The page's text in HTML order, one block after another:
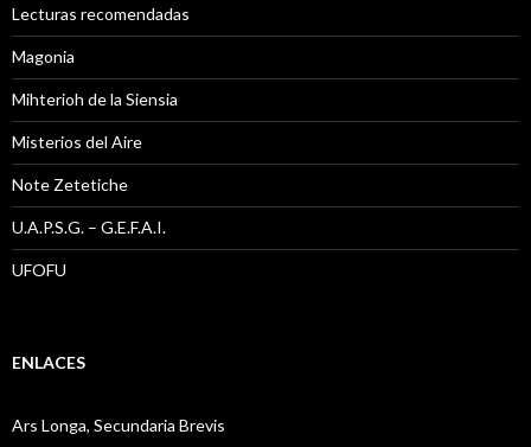
Lecturas recomendadas
Magonia
Mihterioh de la Siensia
Misterios del Aire
Note Zetetiche
U.A.P.S.G. – G.E.F.A.I.
UFOFU
ENLACES
Ars Longa, Secundaria Brevis